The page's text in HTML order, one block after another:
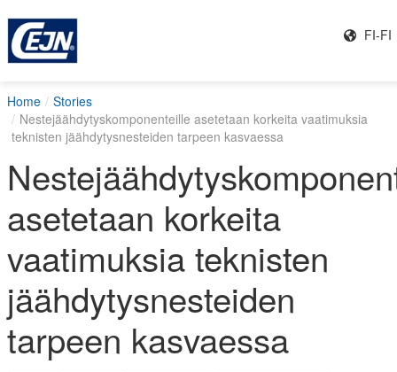
FI-FI
Home
Stories
Nestejäähdytyskomponenteille asetetaan korkeita vaatimuksia
teknisten jäähdytysnesteiden tarpeen kasvaessa
asetetaan korkeita
vaatimuksia teknisten
jäähdytysnesteiden
tarpeen kasvaessa